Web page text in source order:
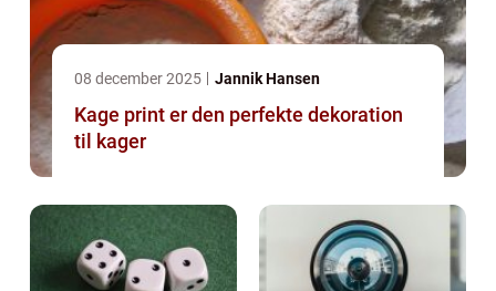
08 december 2025 Jannik Hansen
Kage print er den perfekte dekoration
til kager